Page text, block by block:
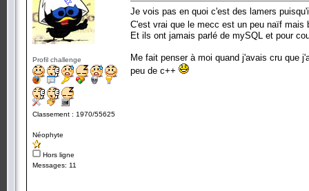
Profil challenge
Classement : 1970/55625
Néophyte
Hors ligne
Messages: 11
Je vois pas en quoi c'est des lamers
C'est vrai que le mecc est un peu naïf mais
Et ils ont jamais parlé de mySQL et pour
Me fait penser à moi quand j'avais cru que
peu de c++